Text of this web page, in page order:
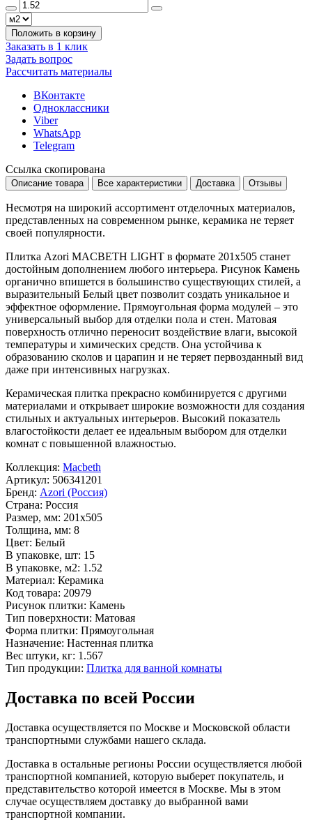
Положить в корзину
Заказать в 1 клик
Задать вопрос
Рассчитать материалы
ВКонтакте
Одноклассники
Viber
WhatsApp
Telegram
Ссылка скопирована
Описание товара Все характеристики Доставка Отзывы
Несмотря на широкий ассортимент отделочных материалов,
представленных на современном рынке, керамика не теряет
своей популярности.
Плитка Azori MACBETH LIGHT в формате 201x505 станет
достойным дополнением любого интерьера. Рисунок Камень
органично впишется в большинство существующих стилей, а
выразительный Белый цвет позволит создать уникальное и
эффектное оформление. Прямоугольная форма модулей – это
универсальный выбор для отделки пола и стен. Матовая
поверхность отлично переносит воздействие влаги, высокой
температуры и химических средств. Она устойчива к
образованию сколов и царапин и не теряет первозданный вид
даже при интенсивных нагрузках.
Керамическая плитка прекрасно комбинируется с другими
материалами и открывает широкие возможности для создания
стильных и актуальных интерьеров. Высокий показатель
влагостойкости делает ее идеальным выбором для отделки
комнат с повышенной влажностью.
Коллекция: Macbeth
Артикул: 506341201
Бренд: Azori (Россия)
Страна: Россия
Размер, мм: 201x505
Толщина, мм: 8
Цвет: Белый
В упаковке, шт: 15
В упаковке, м2: 1.52
Материал: Керамика
Код товара: 20979
Рисунок плитки: Камень
Тип поверхности: Матовая
Форма плитки: Прямоугольная
Назначение: Настенная плитка
Вес штуки, кг: 1.567
Тип продукции: Плитка для ванной комнаты
Доставка по всей России
Доставка осуществляется по Москве и Московской области
транспортными службами нашего склада.
Доставка в остальные регионы России осуществляется любой
транспортной компанией, которую выберет покупатель, и
представительство которой имеется в Москве. Мы в этом
случае осуществляем доставку до выбранной вами
транспортной компании.